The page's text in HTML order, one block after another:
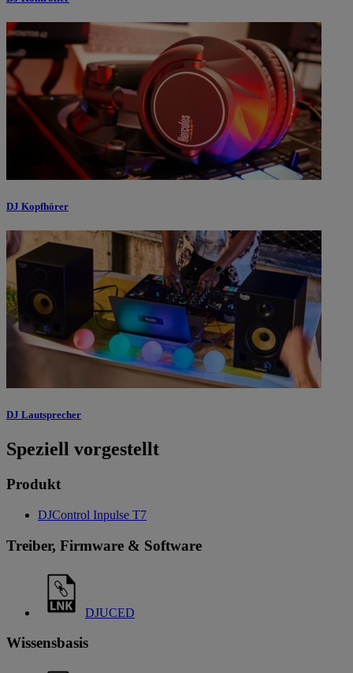
DJ Kopfhörer
DJ Lautsprecher
Speziell vorgestellt
Produkt
DJControl Inpulse T7
Treiber, Firmware & Software
DJUCED
Wissensbasis